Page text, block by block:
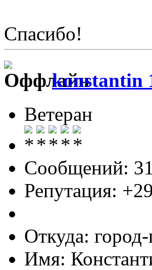
Спасибо!
konstantin
Ветеран
Сообщений:
Репутация:
Откуда:
Имя: